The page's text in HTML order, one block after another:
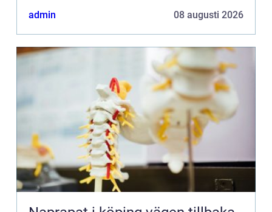
admin 08 augusti 2026